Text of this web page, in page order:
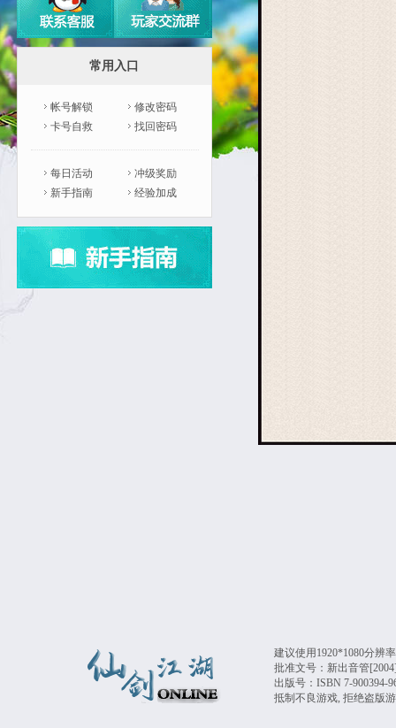
常用入口
帐号解锁
修改密码
卡号自救
找回密码
每日活动
冲级奖励
新手指南
经验加成
建议使用1920*1080分辨
批准文号：新出音管
出版号：ISBN 7-900394-
抵制不良游戏, 拒绝盗版